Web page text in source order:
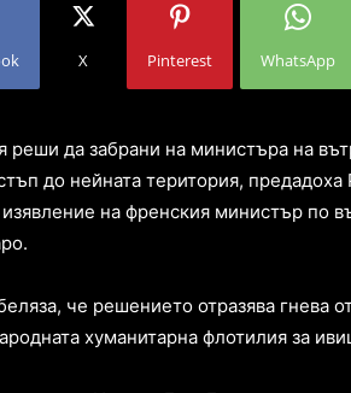
X Pinterest WhatsApp
реши да забрани на министъра на
до нейната територия,
на френския министър по
че решението отразява гнева
хуманитарна флотилия за